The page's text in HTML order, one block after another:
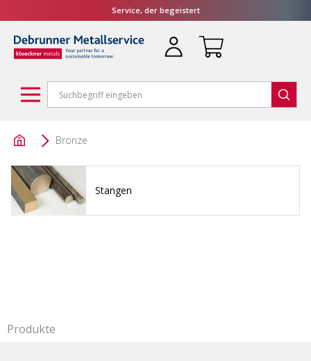
Service, der begeistert
Bronze
Stangen
Produkte